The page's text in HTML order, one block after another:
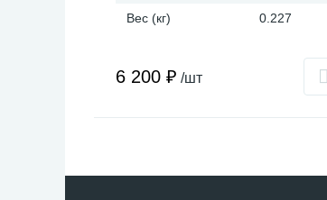
Вес (кг)
0.227
6 200 ₽ /шт